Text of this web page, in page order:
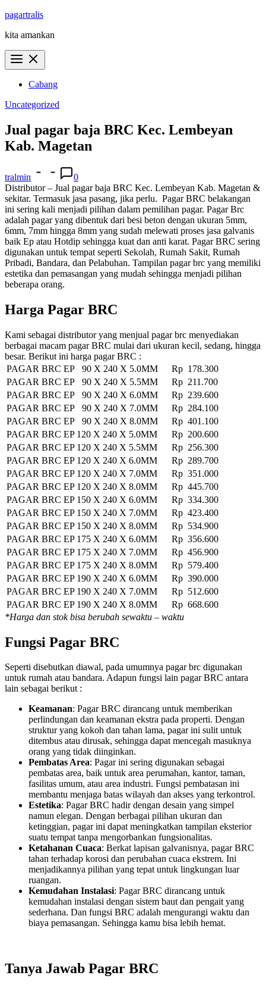
Skip
content
pagartralis
kita amankan
Cabang
Uncategorized
Jual pagar baja BRC Kec. Lembeyan
Kab. Magetan
tralmin
0
Distributor – Jual pagar baja BRC Kec. Lembeyan Kab. Magetan &
sekitar. Termasuk jasa pasang, jika perlu. Pagar BRC belakangan
ini sering kali menjadi pilihan dalam pemilihan pagar. Pagar Brc
adalah pagar yang dibentuk dari besi beton dengan ukuran 5mm,
6mm, 7mm hingga 8mm yang sudah melewati proses jasa galvanis
baik Ep atau Hotdip sehingga kuat dan anti karat. Pagar BRC sering
digunakan untuk tempat seperti Sekolah, Rumah Sakit, Rumah
Pribadi, Bandara, dan Pelabuhan. Tampilan pagar brc yang memiliki
estetika dan pemasangan yang mudah sehingga menjadi pilihan
beberapa orang.
Harga Pagar BRC
Kami sebagai distributor yang menjual pagar brc menyediakan
berbagai macam pagar BRC mulai dari ukuran kecil, sedang, hingga
besar. Berikut ini harga pagar BRC :
PAGAR BRC EP 90 X 240 X 5.0MM
Rp 178.300
PAGAR BRC EP 90 X 240 X 5.5MM
Rp 211.700
PAGAR BRC EP 90 X 240 X 6.0MM
Rp 239.600
PAGAR BRC EP 90 X 240 X 7.0MM
Rp 284.100
PAGAR BRC EP 90 X 240 X 8.0MM
Rp 401.100
PAGAR BRC EP 120 X 240 X 5.0MM
Rp 200.600
PAGAR BRC EP 120 X 240 X 5.5MM
Rp 256.300
PAGAR BRC EP 120 X 240 X 6.0MM
Rp 289.700
PAGAR BRC EP 120 X 240 X 7.0MM
Rp 351.000
PAGAR BRC EP 120 X 240 X 8.0MM
Rp 445.700
PAGAR BRC EP 150 X 240 X 6.0MM
Rp 334.300
PAGAR BRC EP 150 X 240 X 7.0MM
Rp 423.400
PAGAR BRC EP 150 X 240 X 8.0MM
Rp 534.900
PAGAR BRC EP 175 X 240 X 6.0MM
Rp 356.600
PAGAR BRC EP 175 X 240 X 7.0MM
Rp 456.900
PAGAR BRC EP 175 X 240 X 8.0MM
Rp 579.400
PAGAR BRC EP 190 X 240 X 6.0MM
Rp 390.000
PAGAR BRC EP 190 X 240 X 7.0MM
Rp 512.600
PAGAR BRC EP 190 X 240 X 8.0MM
Rp 668.600
*Harga dan stok bisa berubah sewaktu – waktu
Fungsi Pagar BRC
Seperti disebutkan diawal, pada umumnya pagar brc digunakan
untuk rumah atau bandara. Adapun fungsi lain pagar BRC antara
lain sebagai berikut :
Keamanan: Pagar BRC dirancang untuk memberikan
perlindungan dan keamanan ekstra pada properti. Dengan
struktur yang kokoh dan tahan lama, pagar ini sulit untuk
ditembus atau dirusak, sehingga dapat mencegah masuknya
orang yang tidak diinginkan.
Pembatas Area: Pagar ini sering digunakan sebagai
pembatas area, baik untuk area perumahan, kantor, taman,
fasilitas umum, atau area industri. Fungsi pembatasan ini
membantu menjaga batas wilayah dan akses yang terkontrol.
Estetika: Pagar BRC hadir dengan desain yang simpel
namun elegan. Dengan berbagai pilihan ukuran dan
ketinggian, pagar ini dapat meningkatkan tampilan eksterior
suatu tempat tanpa mengorbankan fungsionalitas.
Ketahanan Cuaca: Berkat lapisan galvanisnya, pagar BRC
tahan terhadap korosi dan perubahan cuaca ekstrem. Ini
menjadikannya pilihan yang tepat untuk lingkungan luar
ruangan.
Kemudahan Instalasi: Pagar BRC dirancang untuk
kemudahan instalasi dengan sistem baut dan pengait yang
sederhana. Dan fungsi BRC adalah mengurangi waktu dan
biaya pemasangan. Sehingga kamu bisa lebih hemat.
Tanya Jawab Pagar BRC